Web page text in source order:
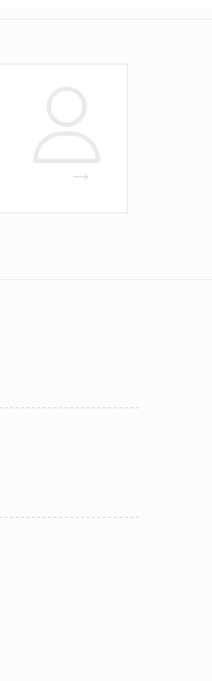
→